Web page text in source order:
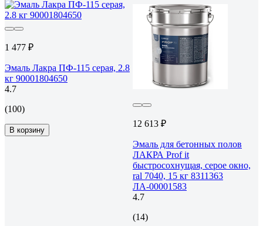
1 477 ₽
Эмаль Лакра ПФ-115 серая, 2.8
кг 90001804650
4.7
(100)
В корзину
12 613 ₽
Эмаль для бетонных полов
ЛАКРА Prof it
быстросохнущая, серое окно,
ral 7040, 15 кг 8311363
ЛА-00001583
4.7
(14)